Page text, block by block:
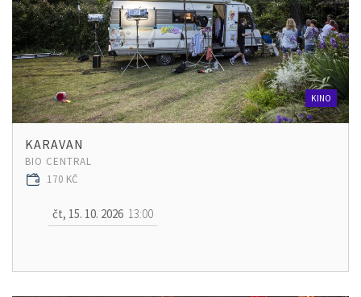
KINO
KARAVAN
BIO CENTRAL
170 KČ
čt, 15. 10. 2026 13:00